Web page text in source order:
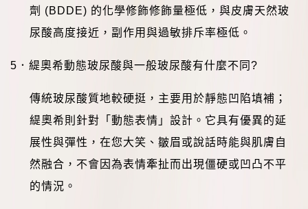
劑 (BDDE) 的化學修飾修飾量極低，與皮膚天然玻
尿酸高度接近，副作用與過敏排斥率極低。
5 ．緹奧希動態玻尿酸與一般玻尿酸有什麼不同 ?
傳統玻尿酸質地較硬挺，主要用於靜態凹陷填補；
緹奧希則針對「動態表情」設計。它具有優異的延
展性與彈性，在您大笑、皺眉或說話時能與肌膚自
然融合，不會因為表情牽扯而出現僵硬或凹凸不平
的情況。